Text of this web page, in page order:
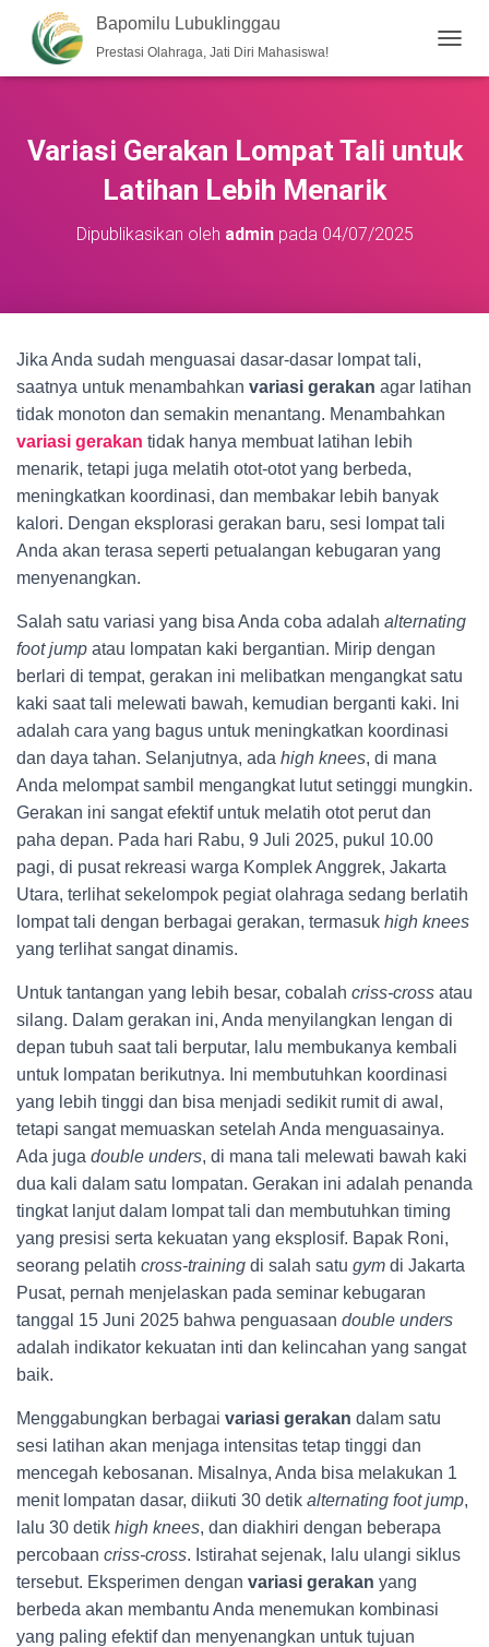
Bapomilu Lubuklinggau
Prestasi Olahraga, Jati Diri Mahasiswa!
O
L
E
Variasi Gerakan Lompat Tali untuk
Latihan Lebih Menarik
Dipublikasikan oleh adminpada 04/07/2025
Jika Anda sudah menguasai dasar-dasar lompat tali,
saatnya untuk menambahkan variasi gerakan agar latihan
tidak monoton dan semakin menantang. Menambahkan
variasi gerakan tidak hanya membuat latihan lebih
menarik, tetapi juga melatih otot-otot yang berbeda,
meningkatkan koordinasi, dan membakar lebih banyak
kalori. Dengan eksplorasi gerakan baru, sesi lompat tali
Anda akan terasa seperti petualangan kebugaran yang
menyenangkan.
Salah satu variasi yang bisa Anda coba adalah alternating
foot jump atau lompatan kaki bergantian. Mirip dengan
berlari di tempat, gerakan ini melibatkan mengangkat satu
kaki saat tali melewati bawah, kemudian berganti kaki. Ini
adalah cara yang bagus untuk meningkatkan koordinasi
dan daya tahan. Selanjutnya, ada high knees, di mana
Anda melompat sambil mengangkat lutut setinggi mungkin.
Gerakan ini sangat efektif untuk melatih otot perut dan
paha depan. Pada hari Rabu, 9 Juli 2025, pukul 10.00
pagi, di pusat rekreasi warga Komplek Anggrek, Jakarta
Utara, terlihat sekelompok pegiat olahraga sedang berlatih
lompat tali dengan berbagai gerakan, termasuk high knees
yang terlihat sangat dinamis.
Untuk tantangan yang lebih besar, cobalah criss-cross atau
silang. Dalam gerakan ini, Anda menyilangkan lengan di
depan tubuh saat tali berputar, lalu membukanya kembali
untuk lompatan berikutnya. Ini membutuhkan koordinasi
yang lebih tinggi dan bisa menjadi sedikit rumit di awal,
tetapi sangat memuaskan setelah Anda menguasainya.
Ada juga double unders, di mana tali melewati bawah kaki
dua kali dalam satu lompatan. Gerakan ini adalah penanda
tingkat lanjut dalam lompat tali dan membutuhkan timing
yang presisi serta kekuatan yang eksplosif. Bapak Roni,
seorang pelatih cross-training di salah satu gym di Jakarta
Pusat, pernah menjelaskan pada seminar kebugaran
tanggal 15 Juni 2025 bahwa penguasaan double unders
adalah indikator kekuatan inti dan kelincahan yang sangat
baik.
Menggabungkan berbagai variasi gerakan dalam satu
sesi latihan akan menjaga intensitas tetap tinggi dan
mencegah kebosanan. Misalnya, Anda bisa melakukan 1
menit lompatan dasar, diikuti 30 detik alternating foot jump,
lalu 30 detik high knees, dan diakhiri dengan beberapa
percobaan criss-cross. Istirahat sejenak, lalu ulangi siklus
tersebut. Eksperimen dengan variasi gerakan yang
berbeda akan membantu Anda menemukan kombinasi
yang paling efektif dan menyenangkan untuk tujuan